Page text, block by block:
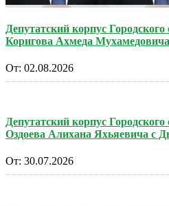
Депутатский корпус Городского
Коригова Ахмеда
От: 02.08.2026
Депутатский корпус Городского
Оздоева Алихана Яхьяевича с
От: 30.07.2026